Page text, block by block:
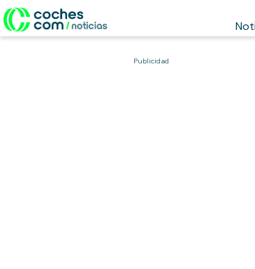
Publicidad